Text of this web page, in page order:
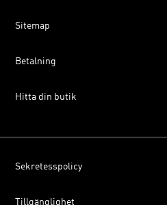
Sitemap
Betalning
Hitta din butik
Sekretesspolicy
Tillgänglighet